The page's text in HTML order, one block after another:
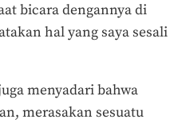
bicara dengannya di
hal yang saya sesali
menyadari bahwa
merasakan sesuatu